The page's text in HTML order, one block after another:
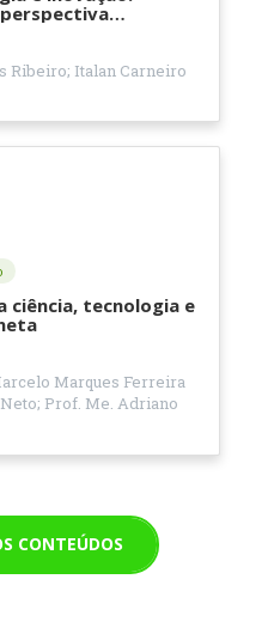
Ribeiro; Italan Carneiro
ciência, tecnologia e
Marques Ferreira
Prof. Me. Adriano
CONTEÚDOS